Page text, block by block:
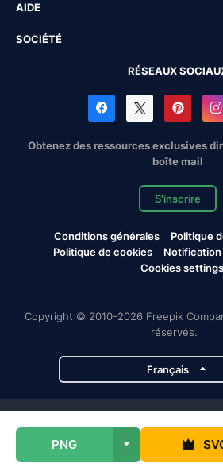
PNG
AIDE
SOCIÉTÉ
RÉSEAUX
Obtenez des ressources exclusives
boîte mail
S'inscrire
Conditions générales
Politique
Politique de cookies
Cookies settings
Copyright © 2010-2026 Freepik
réservés.
Français